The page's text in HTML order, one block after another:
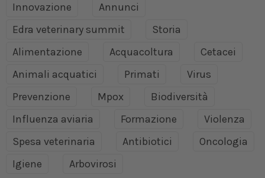
Innovazione
Annunci
Edra veterinary summit
Storia
Alimentazione
Acquacoltura
Cetacei
Animali acquatici
Primati
Virus
Prevenzione
Mpox
Biodiversità
Influenza aviaria
Formazione
Violenza
Spesa veterinaria
Antibiotici
Oncologia
Igiene
Arbovirosi